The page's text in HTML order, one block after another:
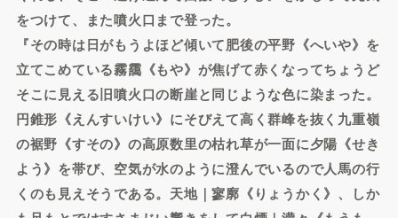
をつけて、また噴火口まで登った。
『その時は日がもうよほど傾いて肥後の平野《へいや》を
立てこめている霧靄《もや》が焦げて赤くなってちょうど
そこに見える旧噴火口の断崖と同じような色に染まった。
円錐形《えんすいけい》にそびえて高く群峰を抜く九重嶺
の裾野《すその》の高原数里の枯れ草が一面に夕陽《せき
よう》を帯び、空気が水のように澄んでいるので人馬の行
くのも見えそうである。天地｜寥廓《りょうかく》、しか